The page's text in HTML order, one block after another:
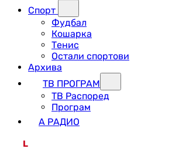
Спорт
Фудбал
Кошарка
Тенис
Остали спортови
Архива
ТВ ПРОГРАМ
ТВ Распоред
Програм
А РАДИО
L